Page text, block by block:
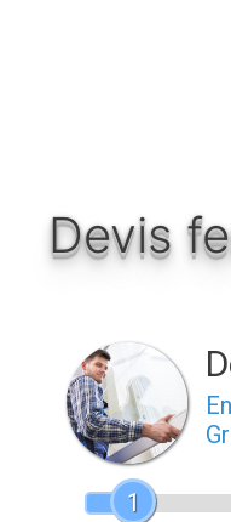
Devis
1